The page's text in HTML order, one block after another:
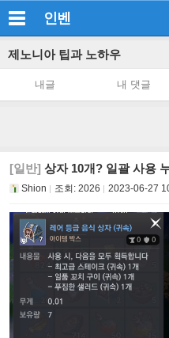
인벤
제노니아 팁과 노하우
내글 내 댓글
[일반] 상자 10개? 일괄 사용
Shion 조회: 2026 2023-06-27